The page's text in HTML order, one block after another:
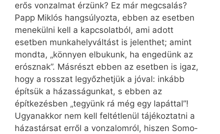
erős vonzalmat érzünk? Ez már megcsalás?
Papp Miklós hangsúlyozta, ebben az esetben
menekülni kell a kapcsolatból, ami adott
esetben munkahelyváltást is jelenthet; amint
mondta, „könnyen elbukunk, ha engedünk az
erósznak”. Másrészt ebben az esetben is igaz,
hogy a rosszat legyőzhetjük a jóval: inkább
építsük a házasságunkat, s ebben az
építkezésben „tegyünk rá még egy lapáttal”!
Ugyan­akkor nem kell feltétlenül tájékoztatni a
házastársat erről a vonzalomról, hiszen Somo­